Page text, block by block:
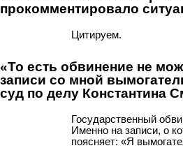
прокомментировало
Цитируем.
«То есть обвинение не
записи со мной
суд по делу Константина
Государственный
Именно на записи, о
поясняет: «Я